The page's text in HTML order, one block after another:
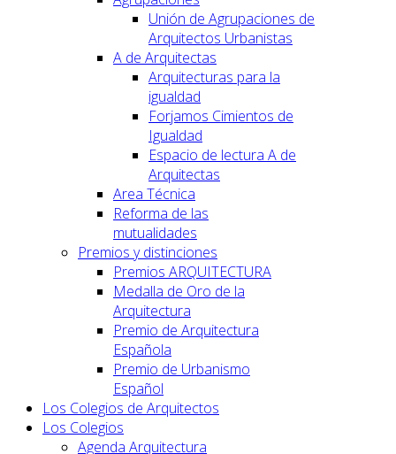
Unión de Agrupaciones de
Arquitectos Urbanistas
A de Arquitectas
Arquitecturas para la
igualdad
Forjamos Cimientos de
Igualdad
Espacio de lectura A de
Arquitectas
Area Técnica
Reforma de las
mutualidades
Premios y distinciones
Premios ARQUITECTURA
Medalla de Oro de la
Arquitectura
Premio de Arquitectura
Española
Premio de Urbanismo
Español
Los Colegios de Arquitectos
Los Colegios
Agenda Arquitectura